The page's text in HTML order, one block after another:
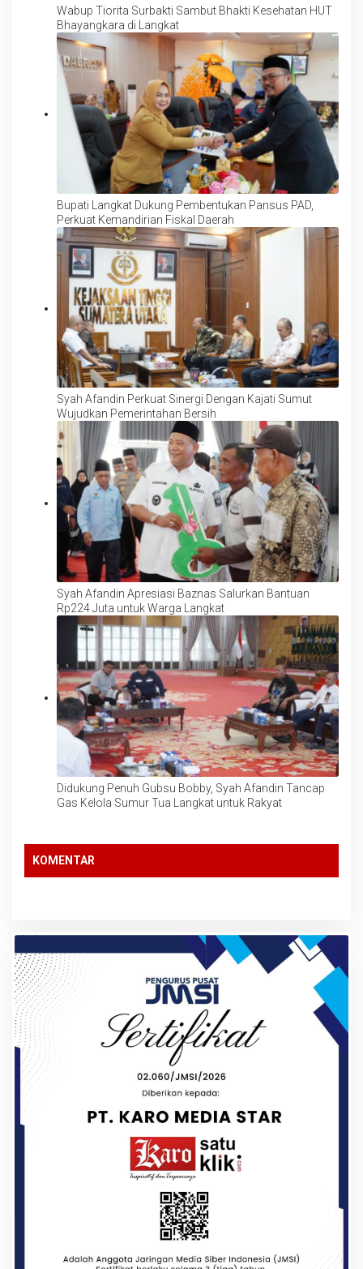
Wabup Tiorita Surbakti Sambut Bhakti Kesehatan HUT
Bhayangkara di Langkat
Bupati Langkat Dukung Pembentukan Pansus PAD,
Perkuat Kemandirian Fiskal Daerah
Syah Afandin Perkuat Sinergi Dengan Kajati Sumut
Wujudkan Pemerintahan Bersih
Syah Afandin Apresiasi Baznas Salurkan Bantuan
Rp224 Juta untuk Warga Langkat
Didukung Penuh Gubsu Bobby, Syah Afandin Tancap
Gas Kelola Sumur Tua Langkat untuk Rakyat
KOMENTAR